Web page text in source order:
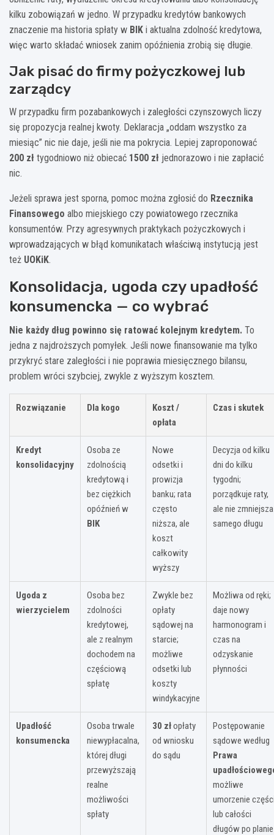
kilku zobowiązań w jedno. W przypadku kredytów bankowych
znaczenie ma historia spłaty w BIK i aktualna zdolność kredytowa,
więc warto składać wniosek zanim opóźnienia zrobią się długie.
Jak pisać do firmy pożyczkowej lub
zarządcy
W przypadku firm pozabankowych i zaległości czynszowych liczy
się propozycja realnej kwoty. Deklaracja „oddam wszystko za
miesiąc” nic nie daje, jeśli nie ma pokrycia. Lepiej zaproponować
200 zł tygodniowo niż obiecać 1500 zł jednorazowo i nie zapłacić
nic.
Jeżeli sprawa jest sporna, pomoc można zgłosić do Rzecznika
Finansowego albo miejskiego czy powiatowego rzecznika
konsumentów. Przy agresywnych praktykach pożyczkowych i
wprowadzających w błąd komunikatach właściwą instytucją jest
też UOKiK.
Konsolidacja, ugoda czy upadłość
konsumencka — co wybrać
Nie każdy dług powinno się ratować kolejnym kredytem. To
jedna z najdroższych pomyłek. Jeśli nowe finansowanie ma tylko
przykryć stare zaległości i nie poprawia miesięcznego bilansu,
problem wróci szybciej, zwykle z wyższym kosztem.
Rozwiązanie Dla kogo
Koszt /
opłata
Czas i skutek
Kredyt
konsolidacyjny
Osoba ze
zdolnością
kredytową i
bez ciężkich
opóźnień w
BIK
Nowe
odsetki i
prowizja
banku; rata
często
niższa, ale
koszt
całkowity
wyższy
Decyzja od kilku
dni do kilku
tygodni;
porządkuje raty,
ale nie zmniejsza
samego długu
Ugoda z
wierzycielem
Osoba bez
zdolności
kredytowej,
ale z realnym
dochodem na
częściową
spłatę
Zwykle bez
opłaty
sądowej na
starcie;
możliwe
odsetki lub
koszty
windykacyjne
Możliwa od ręki;
daje nowy
harmonogram i
czas na
odzyskanie
płynności
Upadłość
konsumencka
Osoba trwale
niewypłacalna,
której długi
przewyższają
realne
możliwości
spłaty
30 złopłaty
od wniosku
do sądu
Postępowanie
sądowe według
Prawa
możliwe
umorzenie
lub całości
długów po planie